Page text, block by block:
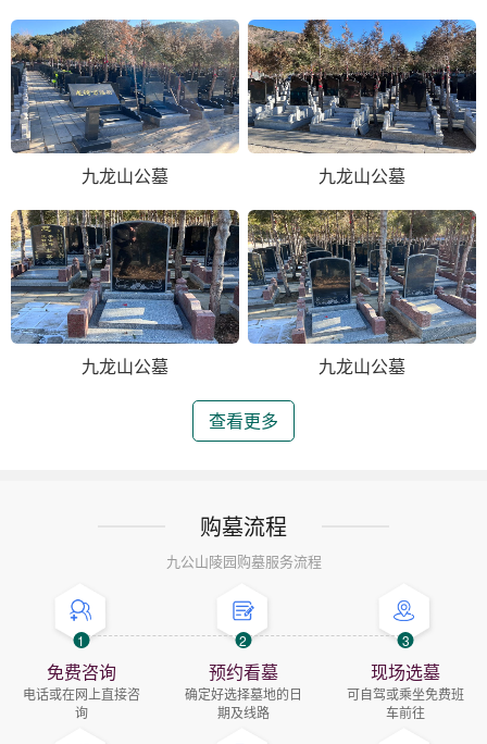
九龙山公墓 九龙山公墓
九龙山公墓 九龙山公墓
查看更多
购墓流程
九公山陵园购墓服务流程
1
免费咨询
电话或在网上直接咨
询
2
预约看墓
确定好选择墓地的日
期及线路
3
现场选墓
可自驾或乘坐免费班
车前往